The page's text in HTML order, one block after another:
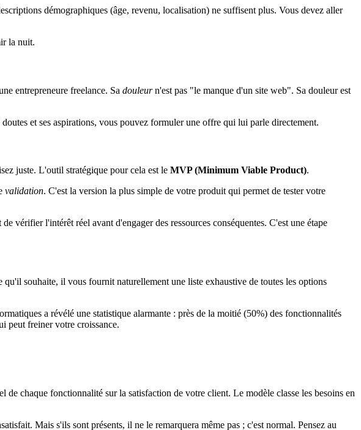
démographiques (âge, revenu, localisation) ne suffisent plus. Vous devez aller
la nuit.
entrepreneure freelance. Sa douleurn'est pas "le manque d'un site web". Sa douleur est
et ses aspirations, vous pouvez formuler une offre qui lui parle directement.
juste. L'outil stratégique pour cela est le MVP (Minimum Viable Product).
validation. C'est la version la plus simple de votre produit qui permet de tester votre
vérifier l'intérêt réel avant d'engager des ressources conséquentes. C'est une étape
souhaite, il vous fournit naturellement une liste exhaustive de toutes les options
a révélé une statistique alarmante : près de la moitié (50%) des fonctionnalités
peut freiner votre croissance.
de chaque fonctionnalité sur la satisfaction de votre client. Le modèle classe les besoins en
Mais s'ils sont présents, il ne le remarquera même pas ; c'est normal. Pensez au